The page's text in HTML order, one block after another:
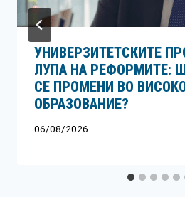
УНИВЕРЗИТЕТСКИТЕ
ЛУПА НА РЕФОРМИТЕ:
СЕ ПРОМЕНИ ВО
ОБРАЗОВАНИЕ?
06/08/2026